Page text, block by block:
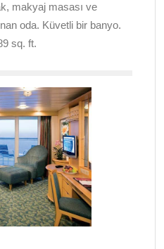
makyaj masası ve
oda. Küvetli bir banyo.
sq. ft.